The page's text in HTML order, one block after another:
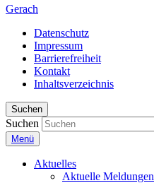
Gerach
Datenschutz
Impressum
Barrierefreiheit
Kontakt
Inhaltsverzeichnis
Suchen
Suchen
Menü
Aktuelles
Aktuelle Meldungen